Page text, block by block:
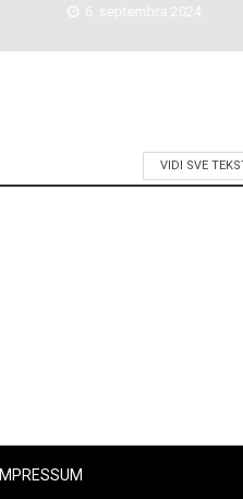
6. septembra 2024.
VIDI SVE
IMPRESSUM